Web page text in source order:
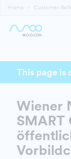
Home Customer
This page is
Wiener
SMART